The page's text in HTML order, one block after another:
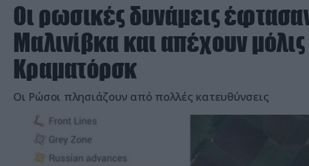
Οι ρωσικές δυνάμεις
Μαλινίβκα και απέχουν
Κραματόρσκ
Οι Ρώσοι πλησιάζουν από πολλές κατευθύνσεις